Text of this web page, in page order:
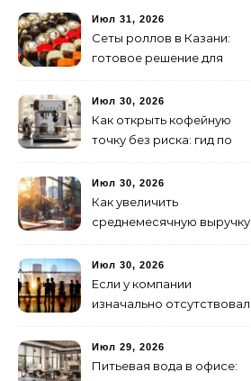
Июл 31, 2026
Сеты роллов в Казани:
готовое решение для
друзьями
Июл 30, 2026
Как открыть кофейную
точку без риска: гид по
Июл 30, 2026
Как увеличить
среднемесячную выручку
лишних затрат
Июл 30, 2026
Если у компании
изначально отсутствовал
как не утонуть в хаосе
Июл 29, 2026
Питьевая вода в офисе: